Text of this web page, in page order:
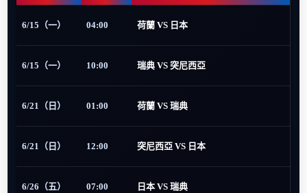
6/15（一） 04:00 荷蘭 VS 日本
6/15（一） 10:00 瑞典 VS 突尼西亞
6/21（日） 01:00 荷蘭 VS 瑞典
6/21（日） 12:00 突尼西亞 VS 日本
6/26（五） 07:00 日本 VS 瑞典